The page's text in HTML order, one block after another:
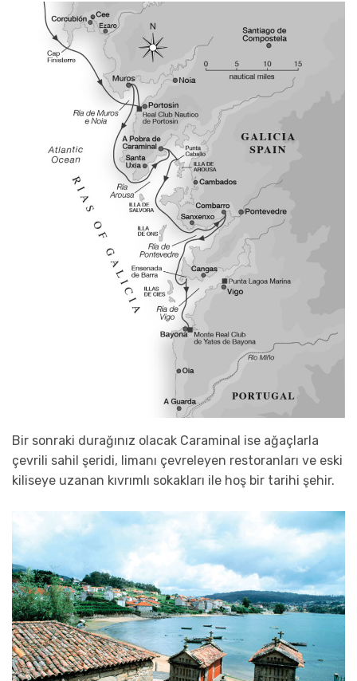
Bir sonraki durağınız olacak Caraminal ise ağaçlarla
çevrili sahil şeridi, limanı çevreleyen restoranları ve eski
kiliseye uzanan kıvrımlı sokakları ile hoş bir tarihi şehir.